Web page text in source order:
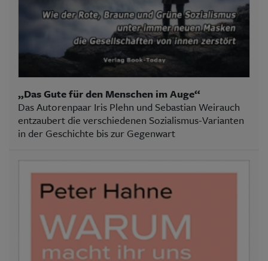
„Das Gute für den Menschen im Auge“
Das Autorenpaar Iris Plehn und Sebastian Weirauch
entzaubert die verschiedenen Sozialismus-Varianten
in der Geschichte bis zur Gegenwart